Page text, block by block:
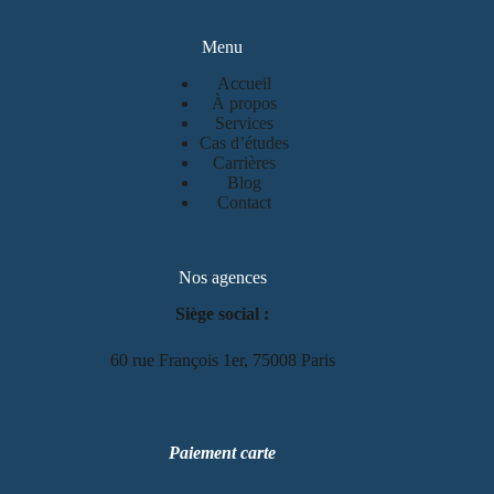
Menu
Accueil
À propos
Services
Cas d’études
Carrières
Blog
Contact
Nos agences
Siège social :
60 rue François 1er, 75008 Paris
Paiement carte